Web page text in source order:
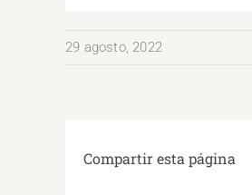
29 agosto, 2022
Compartir esta página